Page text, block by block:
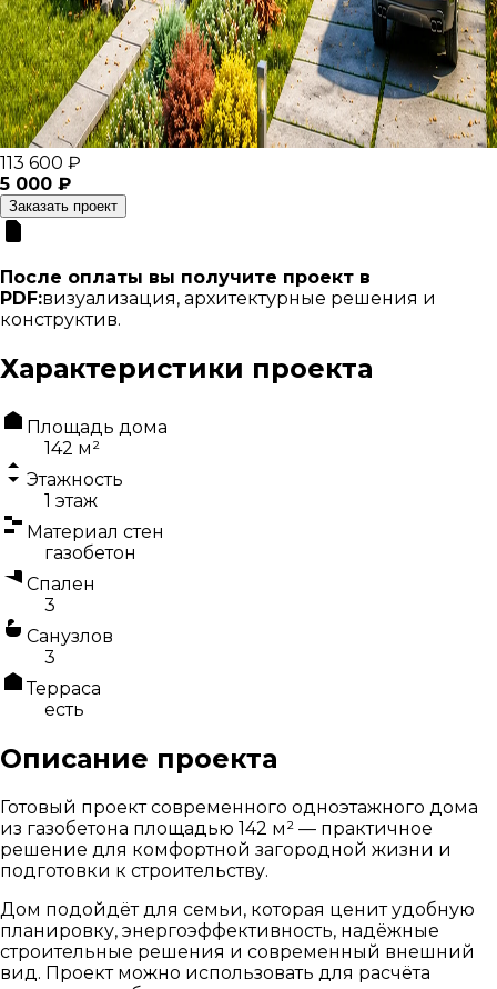
113 600 ₽
5 000 ₽
Заказать проект
После оплаты вы получите проект в
PDF:визуализация, архитектурные решения и
конструктив.
Характеристики проекта
Площадь дома
142 м²
Этажность
1 этаж
Материал стен
газобетон
Спален
3
Санузлов
3
Терраса
есть
Описание проекта
Готовый проект современного одноэтажного дома
из газобетона площадью 142 м² — практичное
решение для комфортной загородной жизни и
подготовки к строительству.
Дом подойдёт для семьи, которая ценит удобную
планировку, энергоэффективность, надёжные
строительные решения и современный внешний
вид. Проект можно использовать для расчёта